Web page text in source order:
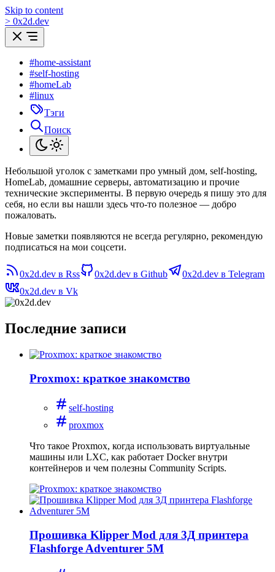
Skip to content
> 0x2d.dev
#home-assistant
#self-hosting
#homeLab
#linux
Тэги
Поиск
Небольшой уголок с заметками про умный дом, self-hosting,
HomeLab, домашние серверы, автоматизацию и прочие
технические эксперименты. В первую очередь я пишу это для
себя, но если вы нашли здесь что-то полезное — добро
пожаловать.
Новые заметки появляются не всегда регулярно, рекомендую
подписаться на мои соцсети.
0x2d.dev в Rss 0x2d.dev в Github
0x2d.dev в Telegram
0x2d.dev в Vk
Последние записи
Proxmox: краткое знакомство
self-hosting
proxmox
Что такое Proxmox, когда использовать виртуальные
машины или LXC, как работает Docker внутри
контейнеров и чем полезны Community Scripts.
Прошивка Klipper Mod для 3Д принтера
Flashforge Adventurer 5M